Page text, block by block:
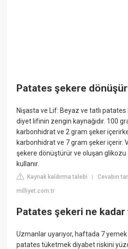
Patates şekere
Nişasta ve Lif: Beyaz ve tatlı
diyet lifinin zengin kaynağıdır. 100
karbonhidrat ve 2 gram şeker
karbonhidrat ve 7 gram şeker içerir.
şekere dönüştürür ve oluşan glikozu
kullanır.
Kaynak kaldırma talebi |Cevabın
milliyet.com.tr
Patates şekeri ne
Uzmanlar uyarıyor, haftada 7 yemek
patates tüketmek diyabet riskini